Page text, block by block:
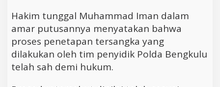
Hakim tunggal Muhammad Iman dalam
amar putusannya menyatakan bahwa
proses penetapan tersangka yang
dilakukan oleh tim penyidik Polda Bengkulu
telah sah demi hukum.